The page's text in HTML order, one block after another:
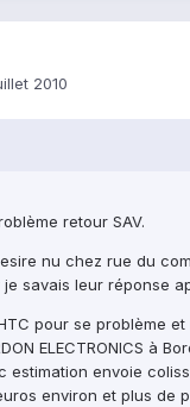
2010
retour SAV.
nu chez rue du
savais leur réponse
pour se problème et
ELECTRONICS à
estimation envoie
environ et plus de